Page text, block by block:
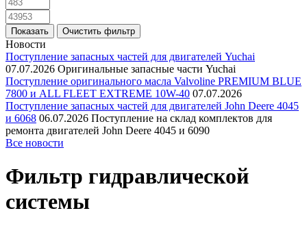
Новости
Поступление запасных частей для двигателей Yuchai
07.07.2026 Оригинальные запасные части Yuchai
Поступление оригинального масла Valvoline PREMIUM BLUE
7800 и ALL FLEET EXTREME 10W-40 07.07.2026
Поступление запасных частей для двигателей John Deere 4045
и 6068 06.07.2026 Поступление на склад комплектов для
ремонта двигателей John Deere 4045 и 6090
Все новости
Фильтр гидравлической
системы